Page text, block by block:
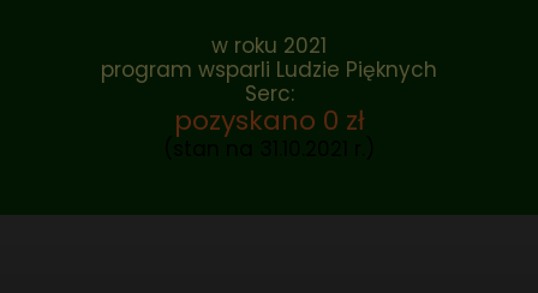
w roku 2021
program wsparli Ludzie Pięknych
Serc:
pozyskano 0 zł